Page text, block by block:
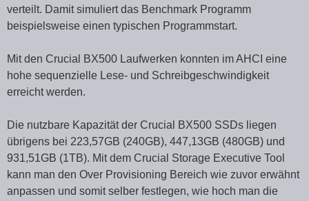
verteilt. Damit simuliert das Benchmark Programm
beispielsweise einen typischen Programmstart.
Mit den Crucial BX500 Laufwerken konnten im AHCI eine
hohe sequenzielle Lese- und Schreibgeschwindigkeit
erreicht werden.
Die nutzbare Kapazität der Crucial BX500 SSDs liegen
übrigens bei 223,57GB (240GB), 447,13GB (480GB) und
931,51GB (1TB). Mit dem Crucial Storage Executive Tool
kann man den Over Provisioning Bereich wie zuvor erwähnt
anpassen und somit selber festlegen, wie hoch man die